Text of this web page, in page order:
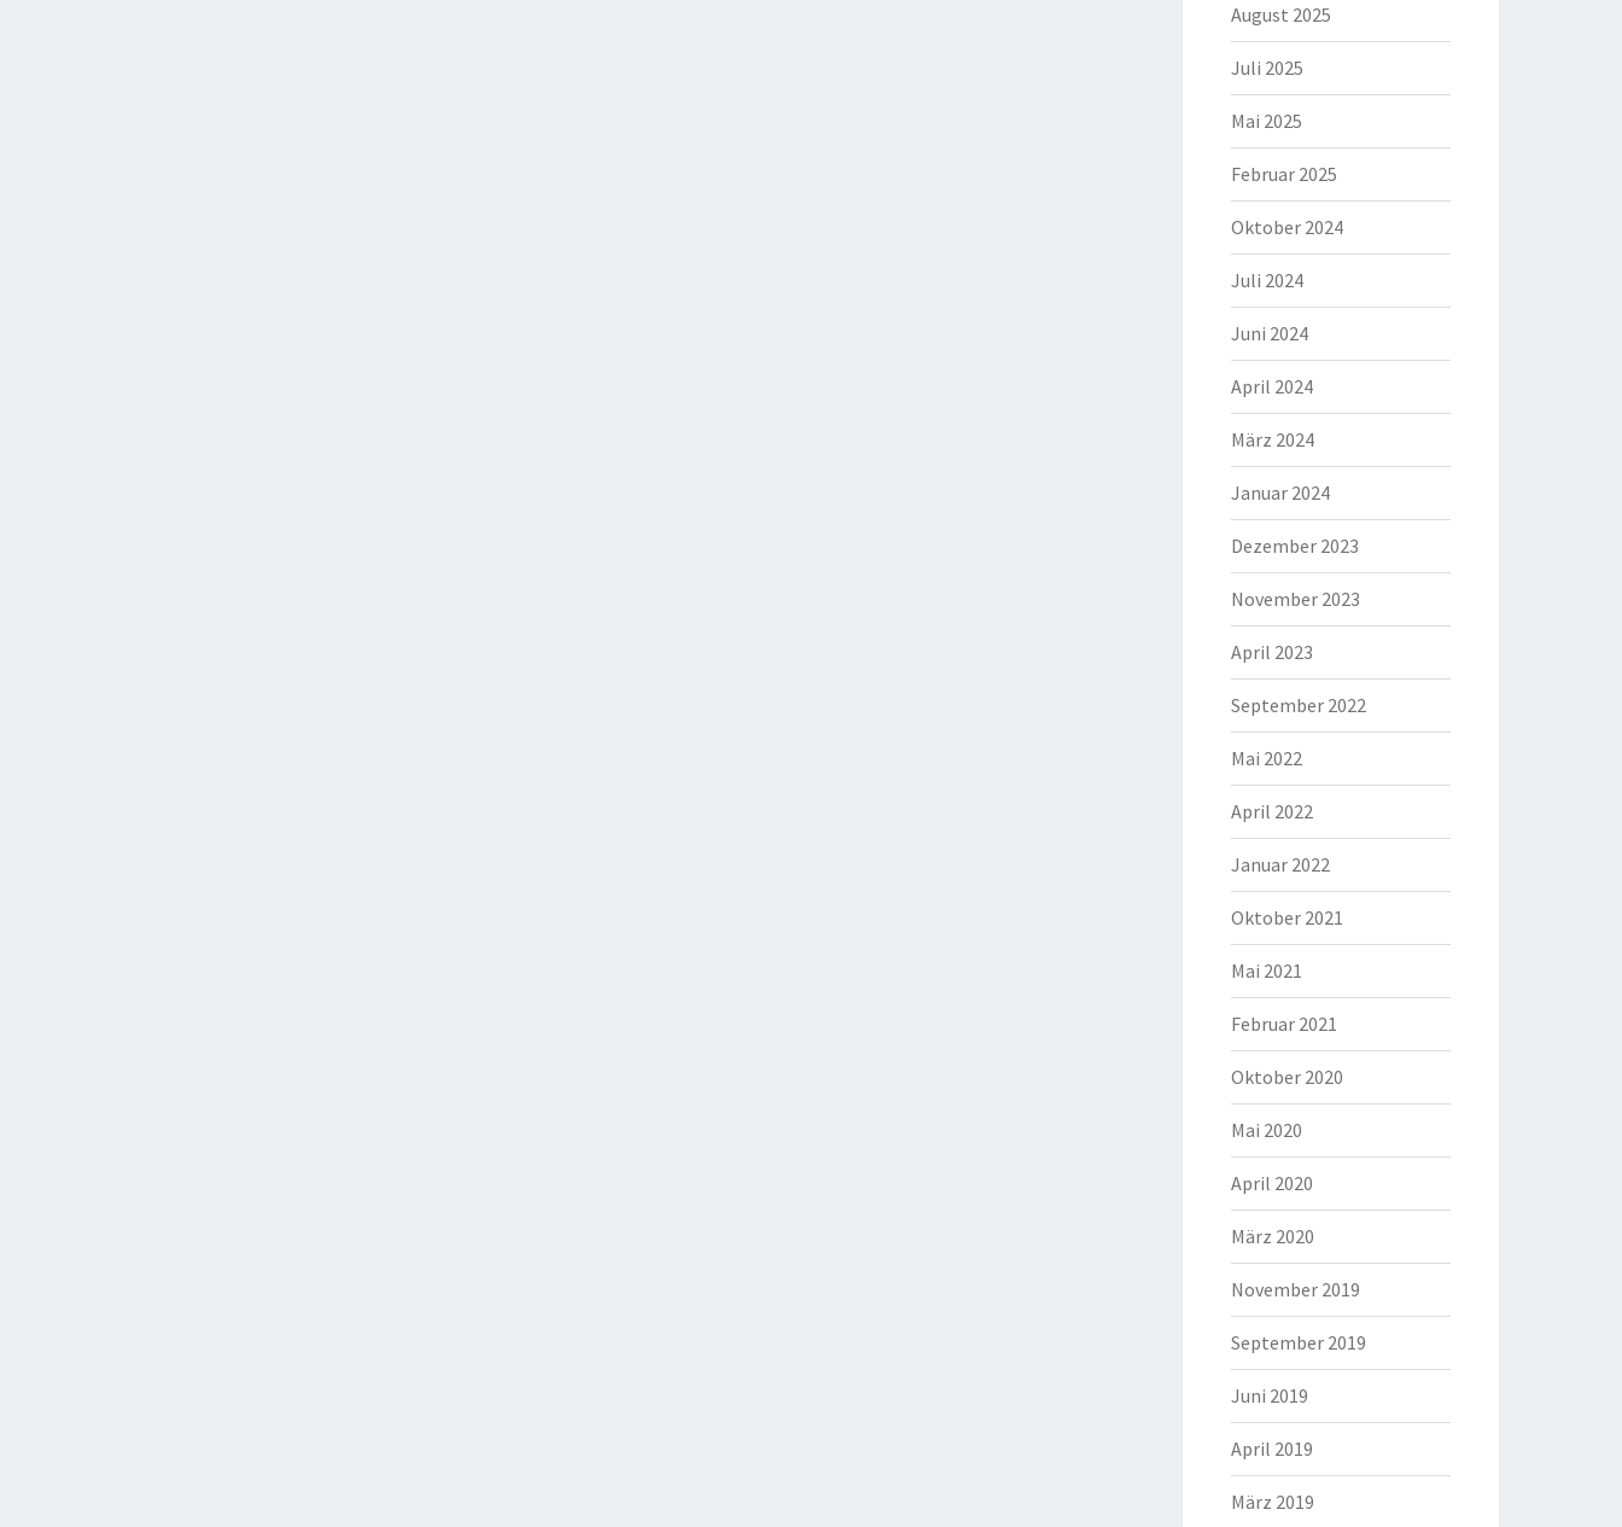
August 2025
Juli 2025
Mai 2025
Februar 2025
Oktober 2024
Juli 2024
Juni 2024
April 2024
März 2024
Januar 2024
Dezember 2023
November 2023
April 2023
September 2022
Mai 2022
April 2022
Januar 2022
Oktober 2021
Mai 2021
Februar 2021
Oktober 2020
Mai 2020
April 2020
März 2020
November 2019
September 2019
Juni 2019
April 2019
März 2019